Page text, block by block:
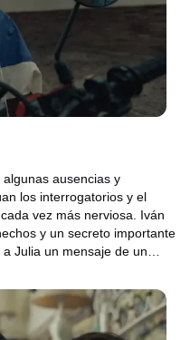
ausencias y
los interrogatorios y el
vez más nerviosa. Iván
y un secreto importante
Julia un mensaje de un